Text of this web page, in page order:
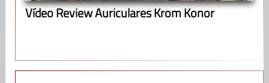
Vídeo Review Auriculares Krom Konor